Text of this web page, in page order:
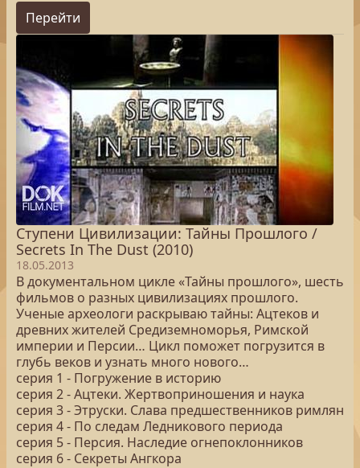
Перейти
Ступени Цивилизации: Тайны Прошлого /
Secrets In The Dust (2010)
18.05.2013
В документальном цикле «Тайны прошлого», шесть
фильмов о разных цивилизациях прошлого.
Ученые археологи раскрываю тайны: Ацтеков и
древних жителей Средиземноморья, Римской
империи и Персии… Цикл поможет погрузится в
глубь веков и узнать много нового…
серия 1 - Погружение в историю
серия 2 - Ацтеки. Жертвоприношения и наука
серия 3 - Этруски. Слава предшественников римлян
серия 4 - По следам Ледникового периода
серия 5 - Персия. Наследие огнепоклонников
серия 6 - Секреты Ангкора